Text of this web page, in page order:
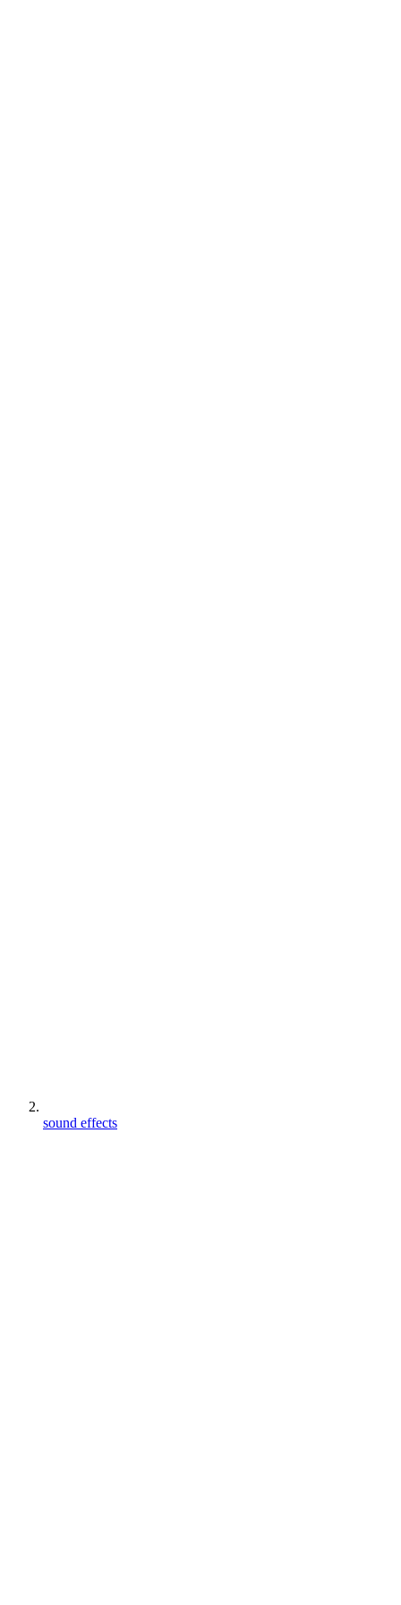
sound effects